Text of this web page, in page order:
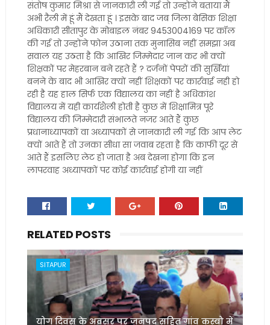
संतोष कुमार मिश्रा से जानकारी ली गई तो उन्होंने बताया मैं
अभी रैली में हूं मैं देखता हूं । इसके बाद जब जिला बेसिक शिक्षा
अधिकारी सीतापुर के मोबाइल नंबर 9453004169 पर कॉल
की गई तो उन्होंने फोन उठाना तक मुनासिब नहीं समझा अब
सवाल यह उठता है कि आखिर जिम्मेदार जान कर भी क्यों
शिक्षकों पर मेहरबान बने रहते हैं ? दर्जनों पेपरों की सुर्खियां
बनने के बाद भी आखिर क्यों नहीं शिक्षकों पर कार्रवाई नही हो
रही है यह हाल सिर्फ एक विद्यालय का नहीं है अधिकांश
विद्यालय में यही कार्यशैली होती है कुछ में शिक्षामित्र पूरे
विद्यालय की जिम्मेदारी संभालते नजर आते हैं कुछ
प्रधानाध्यापकों वा अध्यापकों से जानकारी ली गई कि आप लेट
क्यों आते हैं तो उनका सीधा सा जवाब रहता है कि काफी दूर से
आते हैं इसलिए लेट हो जाता है अब देखना होगा कि इन
लापरवाह अध्यापकों पर कोई कार्रवाई होगी या नहीं
RELATED POSTS
SITAPUR
योग दिवस के अवसर पर जनपद सहित गांव कस्बो में